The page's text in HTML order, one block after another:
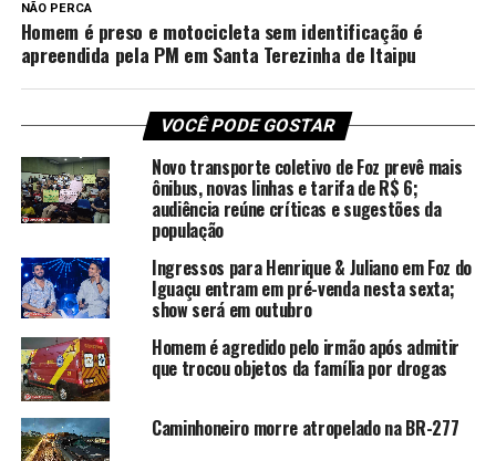
NÃO PERCA
Homem é preso e motocicleta sem identificação é
apreendida pela PM em Santa Terezinha de Itaipu
VOCÊ PODE GOSTAR
Novo transporte coletivo de Foz prevê mais
ônibus, novas linhas e tarifa de R$ 6;
audiência reúne críticas e sugestões da
população
Ingressos para Henrique & Juliano em Foz do
Iguaçu entram em pré-venda nesta sexta;
show será em outubro
Homem é agredido pelo irmão após admitir
que trocou objetos da família por drogas
Caminhoneiro morre atropelado na BR-277